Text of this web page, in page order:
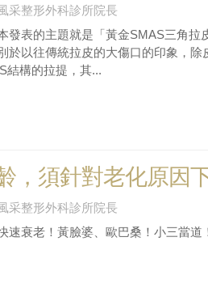
采整形外科診所院長
發表的主題就是「黃金SMAS三角拉
於以往傳統拉皮的大傷口的印象，除
結構的拉提，其...
，須針對老化原因
采整形外科診所院長
速衰老！黃臉婆、歐巴桑！小三當道